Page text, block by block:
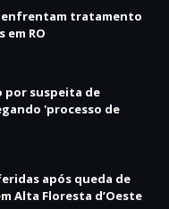
enfrentam tratamento
RO
por suspeita de
'processo de
após queda de
Alta Floresta d’Oeste